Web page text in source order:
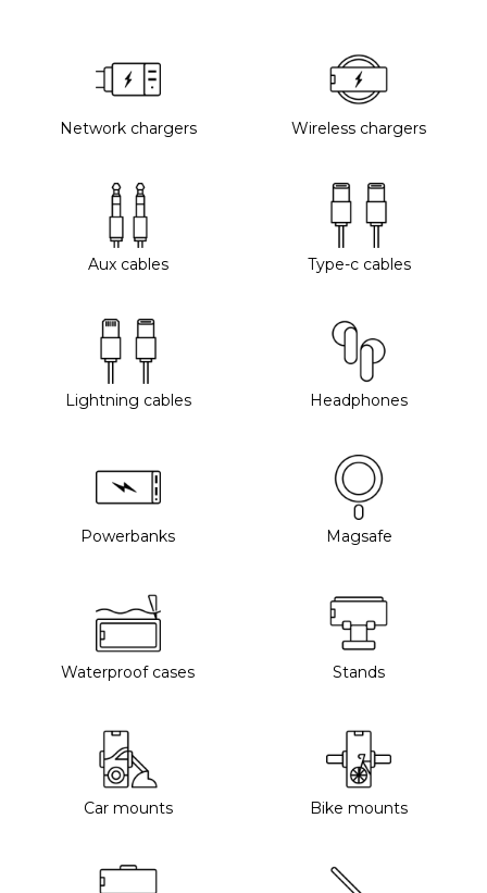
Network chargers Wireless chargers
Aux cables Type-c cables
Lightning cables Headphones
Powerbanks Magsafe
Waterproof cases Stands
Car mounts Bike mounts